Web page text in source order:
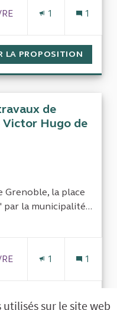
sur le site web
1 1
LA PROPOSITION
de
Hugo de
Grenoble, la place
la municipalité...
: CRC Auvergne Rhône-
1 1
LA PROPOSITION